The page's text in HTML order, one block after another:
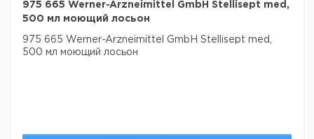
975 665 Werner-Arzneimittel GmbH Stellisept med,
500 мл моющий лосьон
975 665 Werner-Arzneimittel GmbH Stellisept med,
500 мл моющий лосьон